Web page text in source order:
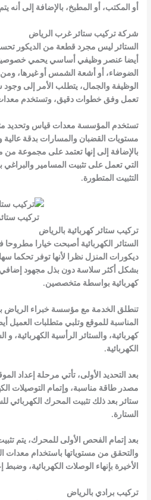
أو المكتب، أو المطبخ، بالإضافة إلى أنه
شركة تركيب ستائر غرب الرياض
الستائر ليس مجرد قطعة من الديكور
أيضا عنصر وظيفي أساسي يحمي
الضوضاء، أو أشعة الشمس أو غيرها،
الوظيفة والجمال، يتطلب الأمر إلى
تعمل وفق خطوات دقيق، وتستخدم
تستخدم المؤسسة معدات قياس وتحديد
مستويات القضبان والمسارات بدقة عالية
بالإضافة إلى إنها تعتمد على مجموعة من
التي تعمل على تثبيت المسامير والبراغي
التثبيت المتطورة.
تركيب
تركيب ستائر كهربائية بالرياض
الستائر الكهربائية أصبحت خيارا مطروحا
ديكورات المنزل نظرا لأنها توفر تحكما
بشكل أكثر سلاسة دون بذل مجهود إضافي
كهربائية بواسطة متخصصين.
تنطلق الخدمة مع مؤسسة خبراء الرياض
المناسبة للموقع وتلبي متطلبات العميل
كهربائية، والستائر الرأسية الكهربائية، و
الكهربائية.
بعد التحديد الأولى، تأتي مرحلة إعداد
مصدر طاقة مناسبة، وإتمام التوصيلات
ستائر بعد ذلك تثبيت المحرك الكهربائي
الستارة.
بعد إتمام الفحص الأولى للمحرك، يتم
والتحقق من مستوياتها باستخدام معدات
الأخيرة بإنهاء الوصلات الكهربائية، وضبط
تركيب برادي بالرياض